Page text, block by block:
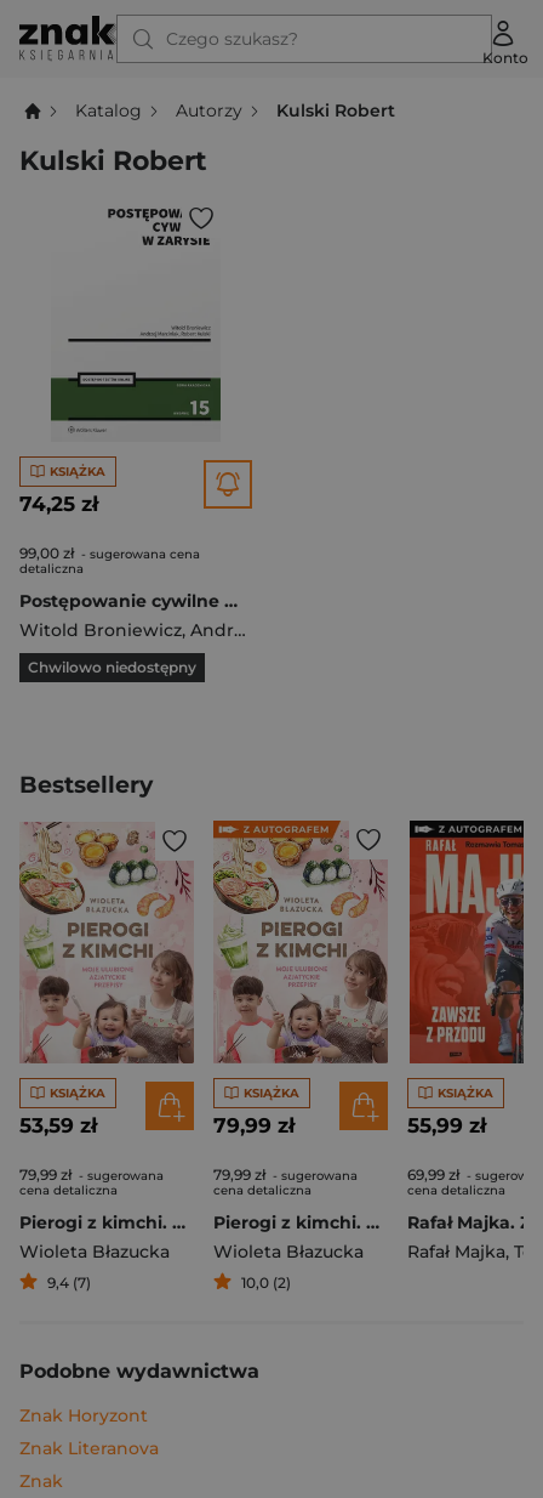
Czego szukasz?
Konto
Katalog Autorzy Kulski Robert
Kulski Robert
KSIĄŻKA
74,25 zł
99,00 zł - sugerowana cena
detaliczna
Postępowanie cywilne w zarysie
Witold Broniewicz, Andrzej Marciniak
Chwilowo niedostępny
Bestsellery
KSIĄŻKA
53,59 zł
79,99 zł - sugerowana
cena detaliczna
Pierogi z kimchi. Moje ulubione azjatyckie przepisy
Wioleta Błazucka
9,4 (7)
KSIĄŻKA
79,99 zł
79,99 zł - sugerowana
cena detaliczna
Pierogi z kimchi. Moje ulubione azjatyckie przepisy - książka z autografem
Wioleta Błazucka
10,0 (2)
KSIĄŻKA
55,99 zł
69,99 zł -
cena detaliczna
Rafał Majka,
Podobne wydawnictwa
Znak Horyzont
Znak Literanova
Znak